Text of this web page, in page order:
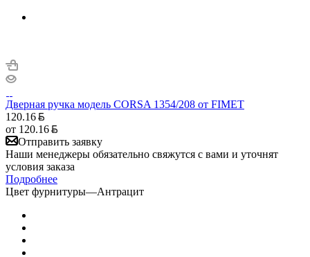
Дверная ручка модель CORSA 1354/208 от FIMET
120.16
от 120.16
Отправить заявку
Наши менеджеры обязательно свяжутся с вами и уточнят
условия заказа
Подробнее
Цвет фурнитуры—Антрацит